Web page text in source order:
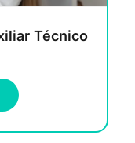
Técnico